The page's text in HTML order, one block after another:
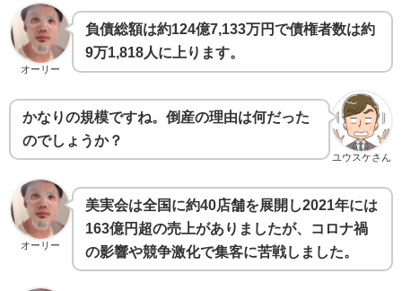
オーリー
負債総額は約124億7,133万円で債権者数は約
9万1,818人に上ります。
ユウスケさん
かなりの規模ですね。倒産の理由は何だった
のでしょうか？
オーリー
美実会は全国に約40店舗を展開し2021年には
163億円超の売上がありましたが、コロナ禍
の影響や競争激化で集客に苦戦しました。